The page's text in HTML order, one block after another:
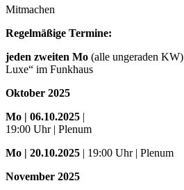
Mitmachen
Regelmäßige Termine:
jeden zweiten Mo (alle ungeraden
Luxe“ im Funkhaus
Oktober 2025
Mo | 06.10.2025 |
19:00 Uhr | Plenum
Mo | 20.10.2025 | 19:00 Uhr | Plenum
November 2025